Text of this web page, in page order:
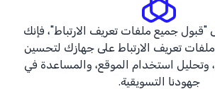
"قبول جميع ملفات تعريف الارتباط"، فإنك
تعريف الارتباط على جهازك لتحسين
وتحليل استخدام الموقع، والمساعدة في
جهودنا التسويقية.